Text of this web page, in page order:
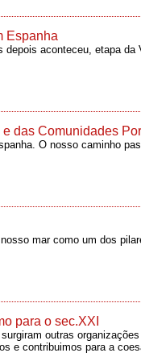
Espanha
aconteceu, etapa da
das Comunidades
O nosso caminho
mar como um dos
para o sec.XXI
outras
e contribuimos para a